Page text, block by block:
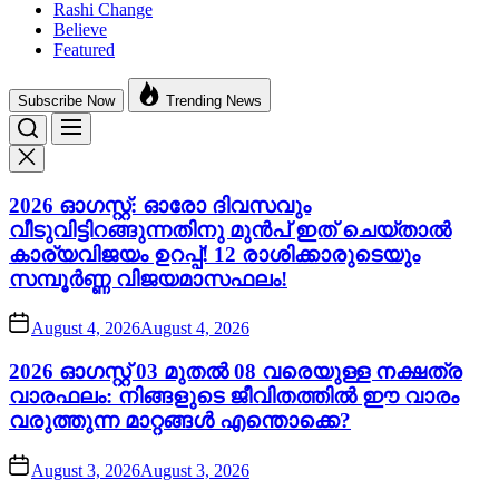
Rashi Change
Believe
Featured
Subscribe Now Trending News
2026 ഓഗസ്റ്റ്: ഓരോ ദിവസവും
വീടുവിട്ടിറങ്ങുന്നതിനു മുൻപ് ഇത് ചെയ്താൽ
കാര്യവിജയം ഉറപ്പ്! 12 രാശിക്കാരുടെയും
സമ്പൂർണ്ണ വിജയമാസഫലം!
August 4, 2026August 4, 2026
2026 ഓഗസ്റ്റ് 03 മുതൽ 08 വരെയുള്ള നക്ഷത്ര
വാരഫലം: നിങ്ങളുടെ ജീവിതത്തിൽ ഈ വാരം
വരുത്തുന്ന മാറ്റങ്ങൾ എന്തൊക്കെ?
August 3, 2026August 3, 2026